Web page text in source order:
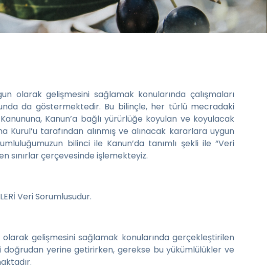
olarak gelişmesini sağlamak konularında çalışmaları
da göstermektedir. Bu bilinçle, her türlü mecradaki
Kanun’a bağlı yürürlüğe koyulan ve koyulacak
tarafından alınmış ve alınacak kararlara uygun
bilinci ile Kanun’da tanımlı şekli ile “Veri
sınırlar çerçevesinde işlemekteyiz.
Veri Sorumlusudur.
gelişmesini sağlamak konularında gerçekleştirilen
doğrudan yerine getirirken, gerekse bu yükümlülükler ve